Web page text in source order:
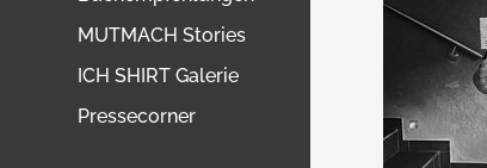
MUTMACH Stories
ICH SHIRT Galerie
Pressecorner